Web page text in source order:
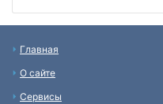
Главная
О сайте
Сервисы